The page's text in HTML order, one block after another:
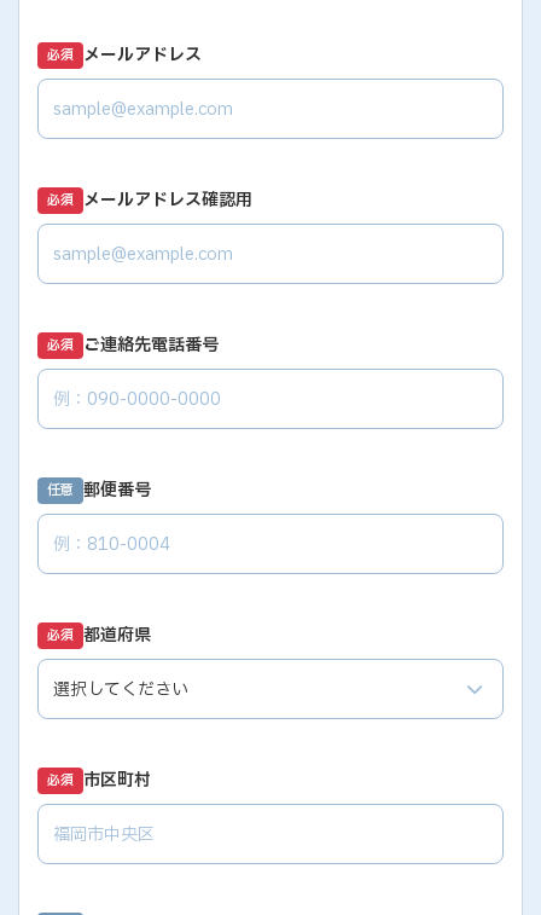
必須 メールアドレス
必須 メールアドレス確認用
必須 ご連絡先電話番号
任意 郵便番号
必須 都道府県
必須 市区町村